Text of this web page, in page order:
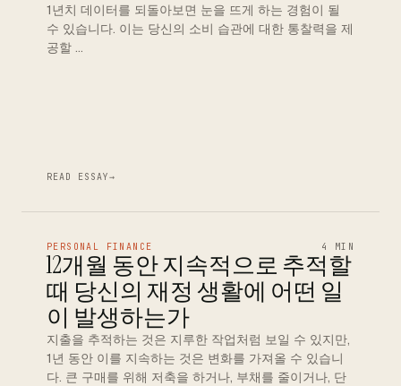
1년치 데이터를 되돌아보면 눈을 뜨게 하는 경험이 될
수 있습니다. 이는 당신의 소비 습관에 대한 통찰력을 제
공할 …
READ ESSAY→
PERSONAL FINANCE 4 MIN
12개월 동안 지속적으로 추적할
때 당신의 재정 생활에 어떤 일
이 발생하는가
지출을 추적하는 것은 지루한 작업처럼 보일 수 있지만,
1년 동안 이를 지속하는 것은 변화를 가져올 수 있습니
다. 큰 구매를 위해 저축을 하거나, 부채를 줄이거나, 단